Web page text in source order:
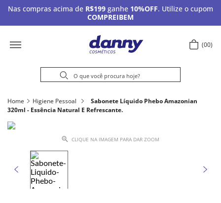
Nas compras acima de R$199 ganhe 10%OFF. Utilize o cupom
COMPREIBEM
00
Home Higiene Pessoal
Sabonete Líquido Phebo Amazonian
320ml - Essência Natural E Refrescante.
CLIQUE NA IMAGEM PARA DAR ZOOM